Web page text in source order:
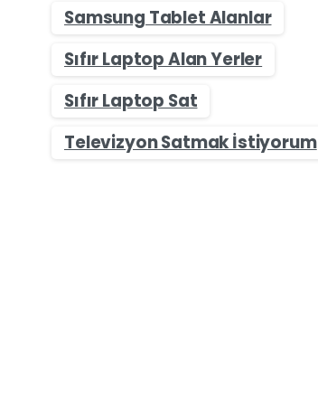
Samsung Tablet Alanlar
Sıfır Laptop Alan Yerler
Sıfır Laptop Sat
Televizyon Satmak İstiyorum